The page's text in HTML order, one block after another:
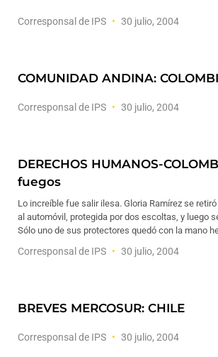
Corresponsal de IPS 30 julio, 2004
COMUNIDAD ANDINA:
Corresponsal de IPS 30 julio, 2004
DERECHOS HUMANOS-
fuegos
Lo increíble fue salir ilesa. Gloria Ramírez se
al automóvil, protegida por dos escoltas, y luego
Sólo uno de sus protectores quedó con la mano
Corresponsal de IPS 30 julio, 2004
BREVES MERCOSUR: CHILE
Corresponsal de IPS 30 julio, 2004